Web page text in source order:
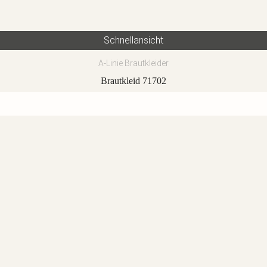
Schnellansicht
A-Linie Brautkleider
Brautkleid 71702